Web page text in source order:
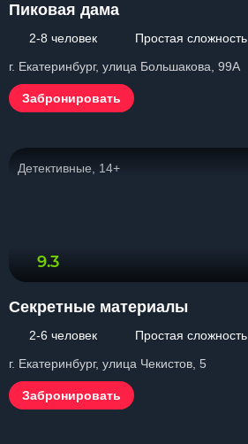
Пиковая дама
2-8 человек
Простая сложность
г. Екатеринбург, улица Большакова, 99А
Забронировать
Детективные, 14+
9.3
Секретные материалы
2-6 человек
Простая сложность
г. Екатеринбург, улица Чекистов, 5
Забронировать